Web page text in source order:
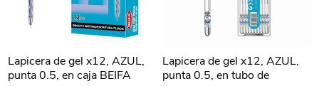
Lapicera de gel x12, AZUL,
punta 0.5, en caja BEIFA
Lapicera de gel x12, AZUL,
punta 0.5, en tubo de